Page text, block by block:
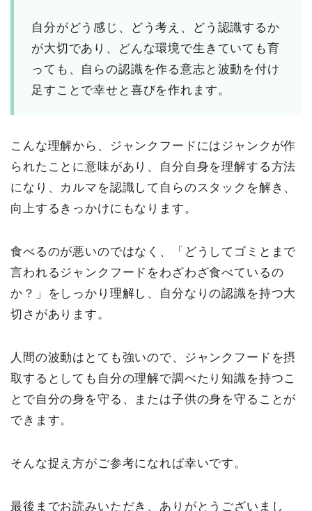
自分がどう感じ、どう考え、どう認識するか
が大切であり、どんな環境で生きていても育
っても、自らの認識を作る意志と波動を付け
足すことで幸せと喜びを作れます。
こんな理解から、ジャンクフードにはジャンクが作
られたことに意味があり、自分自身を理解する方法
になり、カルマを認識して自らのスタックを解き、
向上するきっかけにもなります。
食べるのが悪いのではなく、「どうしてゴミとまで
言われるジャンクフードをわざわざ食べているの
か？」をしっかり理解し、自分なりの認識を持つ大
切さがあります。
人間の波動はとても強いので、ジャンクフードを摂
取するとしても自分の理解で調べたり知識を持つこ
とで自分の身を守る、または子供の身を守ることが
できます。
そんな捉え方がご参考になれば幸いです。
最後までお読みいただき、ありがとうございまし